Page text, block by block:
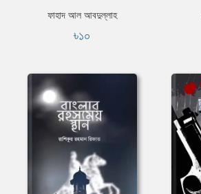
ফাহাদ আল আবদুল্লাহ
৳১০